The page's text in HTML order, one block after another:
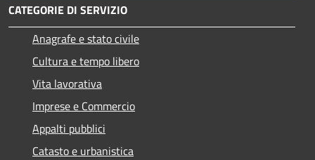
CATEGORIE DI SERVIZIO
Anagrafe e stato civile
Cultura e tempo libero
Vita lavorativa
Imprese e Commercio
Appalti pubblici
Catasto e urbanistica